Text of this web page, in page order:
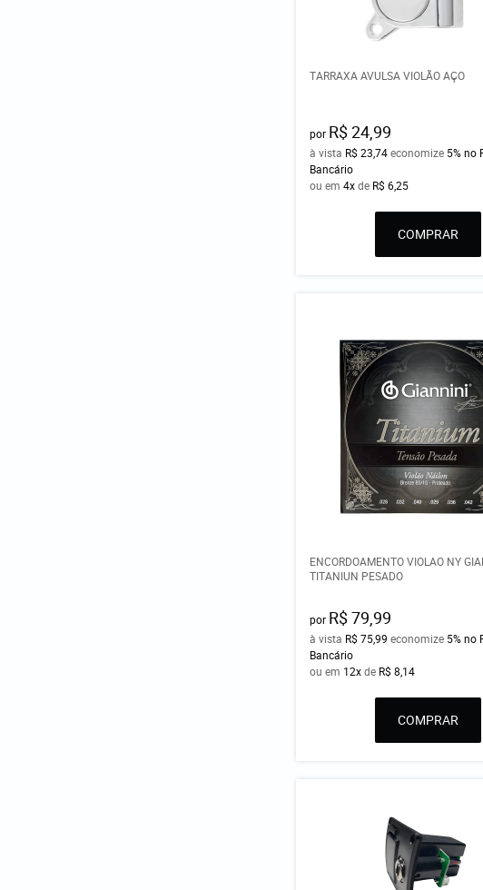
TARRAXA AVULSA VIOLÃO AÇO
por R$ 24,99
à vista R$ 23,74economize 5% no
Bancário
ou em4xde R$ 6,25
COMPRAR
ENCORDOAMENTO VIOLAO NY
TITANIUN PESADO
por R$ 79,99
à vista R$ 75,99 economize 5% no
Bancário
ou em 12xde R$ 8,14
COMPRAR